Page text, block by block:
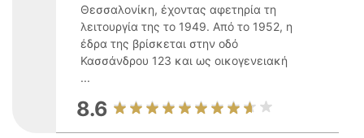
Θεσσαλονίκη, έχοντας αφετηρία τη
λειτουργία της το 1949. Από το 1952, η
έδρα της βρίσκεται στην οδό
Κασσάνδρου 123 και ως οικογενειακή
...
8.6